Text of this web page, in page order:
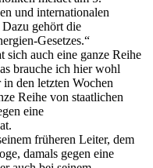
und internationalen
gehört die
Gesetzes.“
sich auch eine ganze Reihe
brauche ich hier wohl
den letzten Wochen
Reihe von staatlichen
eine
früheren Leiter, dem
damals gegen eine